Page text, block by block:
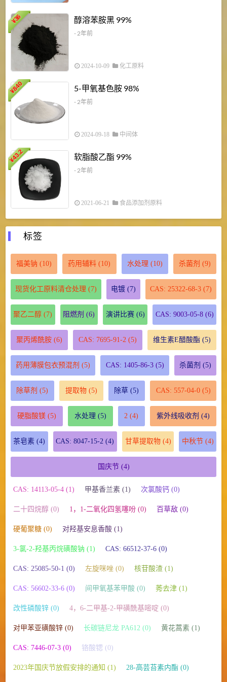
¥
36 醇溶苯胺黑 99%
- 2年前
2024-10-09 化工原料
¥
840 5-甲氧基色胺 98%
- 2年前
2024-09-18 中间体
¥
43.2 软脂酸乙酯 99%
- 2年前
2021-06-21 食品添加剂原料
标签
福美钠 (10) 药用辅料 (10) 水处理 (10) 杀菌剂 (9)
现货化工原料清仓处理 (7) 电镀 (7) CAS: 25322-68-3 (7)
聚乙二醇 (7) 阻燃剂 (6) 演讲比赛(6) CAS: 9003-05-8(6)
聚丙烯酰胺(6) CAS: 7695-91-2 (5) 维生素E醋酸酯 (5)
药用薄膜包衣预混剂 (5) CAS: 1405-86-3(5) 杀菌剂 (5)
除草剂 (5) 提取物(5) 除草 (5) CAS: 557-04-0(5)
硬脂酸镁(5) 水处理 (5) 2 (4) 紫外线吸收剂 (4)
茶皂素 (4) CAS: 8047-15-2 (4) 甘草提取物(4) 中秋节(4)
国庆节(4)
CAS: 14113-05-4 (1) 甲基香兰素 (1) 次氯酸钙 (0)
二十四烷醇 (0) 1，1-二氧化四氢噻吩 (0) 百草敌 (0)
硬葡聚糖 (0) 对羟基安息香酸 (1)
3-氯-2-羟基丙烷磺酸钠 (1) CAS: 66512-37-6 (0)
CAS: 25085-50-1 (0) 左旋咪唑 (0) 核苷酸渣 (1)
CAS: 56602-33-6 (0) 间甲氧基苯甲酸 (0) 莠去津 (1)
改性磷酸锌 (0) 4，6-二甲基-2-甲磺酰基嘧啶 (0)
对甲苯亚磺酸锌 (0) 长碳链尼龙 PA612 (0) 黄花蒿素 (1)
CAS: 7446-07-3 (0) 铬酸锶 (0)
2023年国庆节放假安排的通知 (1) 28-高芸苔素内酯 (0)